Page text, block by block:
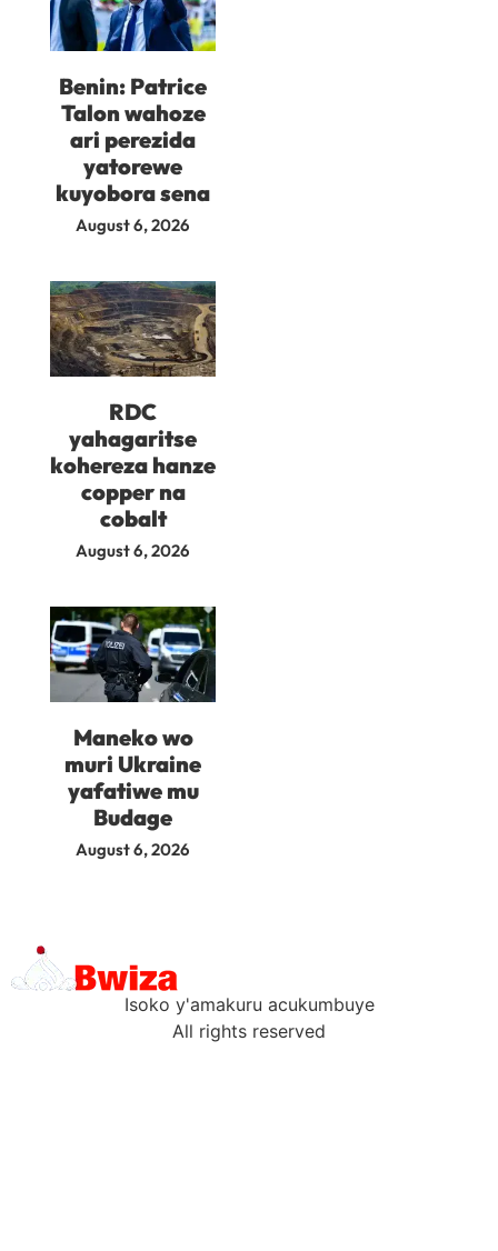
Benin: Patrice
Talon wahoze
ari perezida
yatorewe
kuyobora sena
August 6, 2026
RDC
yahagaritse
kohereza hanze
copper na
cobalt
August 6, 2026
Maneko wo
muri Ukraine
yafatiwe mu
Budage
August 6, 2026
Isoko y'amakuru acukumbuye
All rights reserved